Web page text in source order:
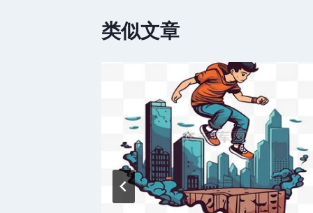
类似文章